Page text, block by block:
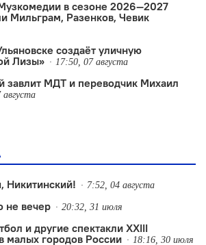
в сезоне 2026—2027
Мильграм, Разенков, Чевик
создаëт уличную
Лизы»
17:50, 07 августа
завлит МДТ и переводчик Михаил
августа
7:52, 04 августа
не вечер 20:32, 31 июля
и другие спектакли XXIII
малых городов России
18:16, 30 июля